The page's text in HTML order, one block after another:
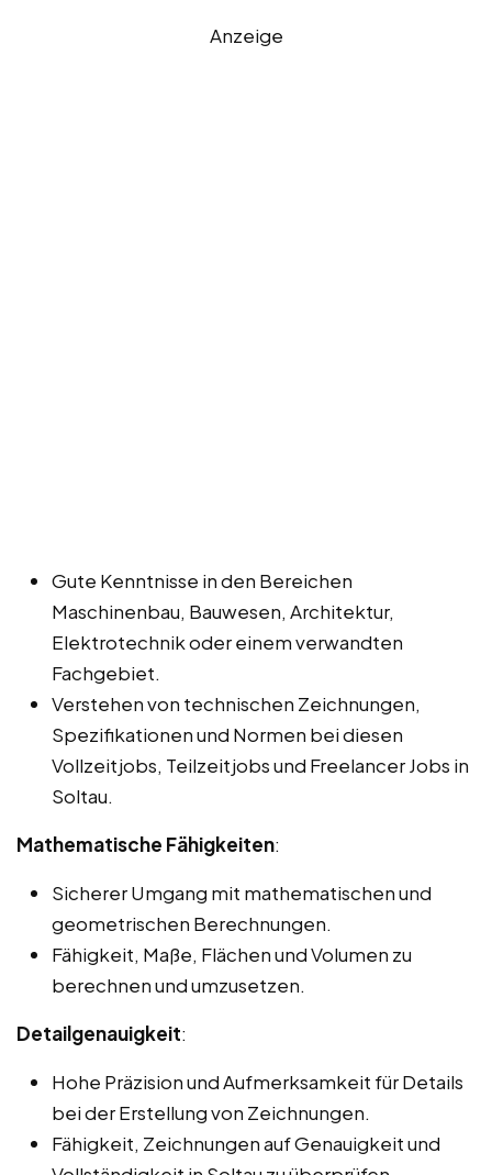
Anzeige
Gute Kenntnisse in den Bereichen
Maschinenbau, Bauwesen, Architektur,
Elektrotechnik oder einem verwandten
Fachgebiet.
Verstehen von technischen Zeichnungen,
Spezifikationen und Normen bei diesen
Vollzeitjobs, Teilzeitjobs und Freelancer Jobs in
Soltau.
Mathematische Fähigkeiten:
Sicherer Umgang mit mathematischen und
geometrischen Berechnungen.
Fähigkeit, Maße, Flächen und Volumen zu
berechnen und umzusetzen.
Detailgenauigkeit:
Hohe Präzision und Aufmerksamkeit für Details
bei der Erstellung von Zeichnungen.
Fähigkeit, Zeichnungen auf Genauigkeit und